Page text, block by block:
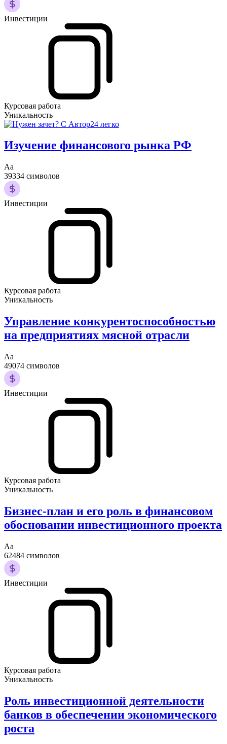
Инвестиции
Курсовая работа
Уникальность
Изучение финансового рынка РФ
Аа
39334 символов
Инвестиции
Курсовая работа
Уникальность
Управление конкурентоспособностью
на предприятиях мясной отрасли
Аа
49074 символов
Инвестиции
Курсовая работа
Уникальность
Бизнес-план и его роль в финансовом
обосновании инвестиционного проекта
Аа
62484 символов
Инвестиции
Курсовая работа
Уникальность
Роль инвестиционной деятельности
банков в обеспечении экономического
роста